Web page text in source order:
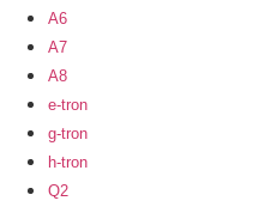
A6
A7
A8
e-tron
g-tron
h-tron
Q2